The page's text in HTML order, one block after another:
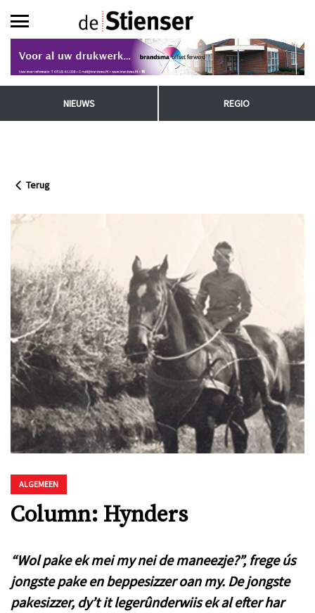
NIEUWS REGIO
Terug
ALGEMEEN
Column: Hynders
“Wol pake ek mei my nei de maneezje?”, frege ús
jongste pake en beppesizzer oan my. De jongste
pakesizzer, dy’t it legerûnderwiis ek al efter har